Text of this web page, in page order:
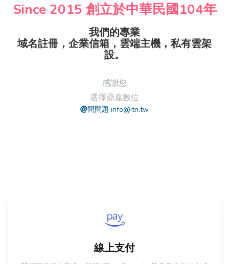
Since 2015 創立於中華民國104年
我們的專業
域名註冊，企業信箱，雲端主機，私有雲架
設。
感謝您
選擇鼎嘉數位
問問題 info@itn.tw
線上支付